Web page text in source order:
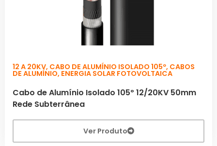
12 A 20KV, CABO DE ALUMÍNIO ISOLADO 105º, CABOS
DE ALUMÍNIO, ENERGIA SOLAR FOTOVOLTAICA
Cabo de Alumínio Isolado 105º 12/20KV 50mm
Rede Subterrânea
Ver Produto